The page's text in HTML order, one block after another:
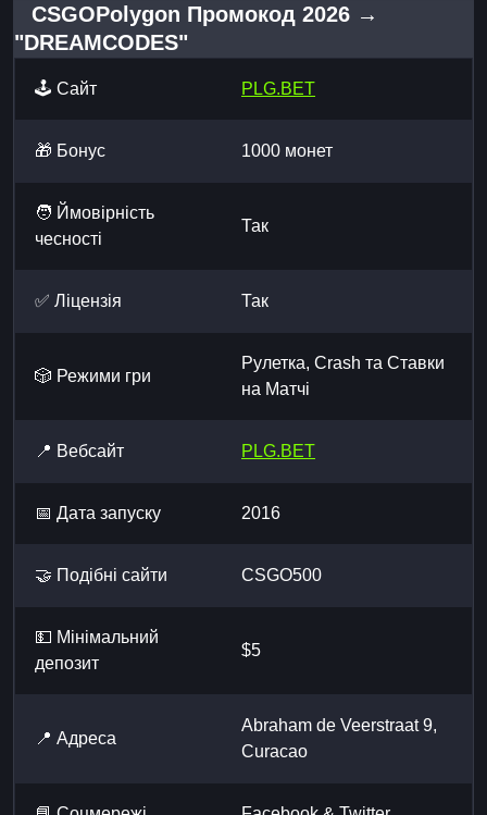
CSGOPolygon Промокод 2026 →
"DREAMCODES"
🕹️ Сайт PLG.BET
🎁 Бонус 1000 монет
🧑 Ймовірність
чесності
Так
✅ Ліцензія Так
🎲 Режими гри
Рулетка, Crash та Ставки
на Матчі
📍 Вебсайт PLG.BET
📅 Дата запуску 2016
🤝 Подібні сайти CSGO500
💵 Мінімальний
депозит
$5
📍 Адреса
Abraham de Veerstraat 9,
Curacao